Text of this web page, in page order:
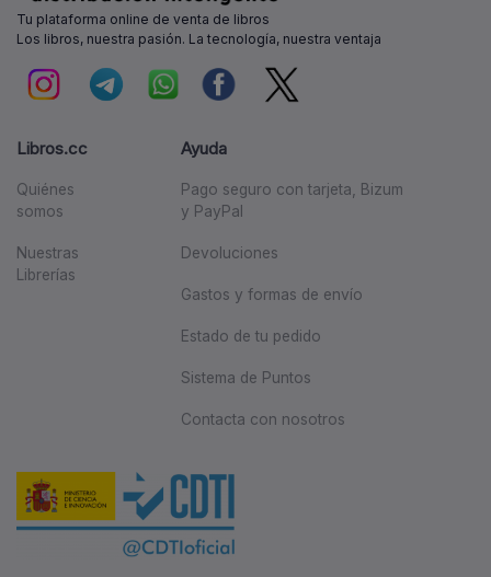
Tu plataforma online de venta de libros
Los libros, nuestra pasión. La tecnología, nuestra ventaja
Libros.cc
Quiénes
somos
Nuestras
Librerías
Ayuda
Pago seguro con tarjeta, Bizum
y PayPal
Devoluciones
Gastos y formas de envío
Estado de tu pedido
Sistema de Puntos
Contacta con nosotros